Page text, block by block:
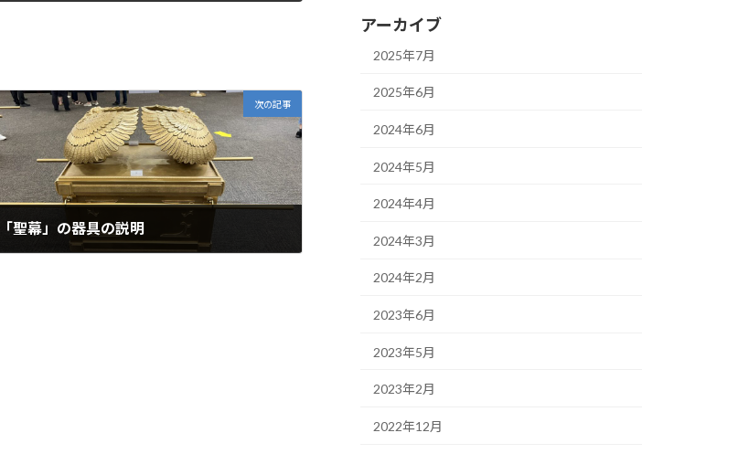
次の記事
「聖幕」の器具の説明
アーカイブ
2025年7月
2025年6月
2024年6月
2024年5月
2024年4月
2024年3月
2024年2月
2023年6月
2023年5月
2023年2月
2022年12月